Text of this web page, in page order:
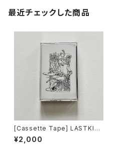
最近チェックした商品
[Cassette Tape] LASTKISS
TODIEOFVISCEROTH - ST
/ Slow Down Records DIST
¥2,000